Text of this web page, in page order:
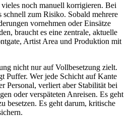
noch manuell korrigieren. Bei
schnell zum Risiko. Sobald mehrere
vornehmen oder Einsätze
braucht es eine zentrale, aktuelle
Artist Area und Produktion mit
nicht nur auf Vollbesetzung zielt.
Puffer. Wer jede Schicht auf Kante
Personal, verliert aber Stabilität bei
oder verspäteten Anreisen. Es geht
besetzen. Es geht darum, kritische